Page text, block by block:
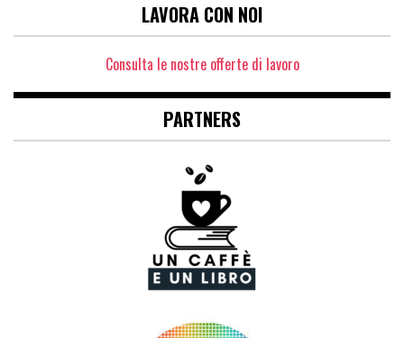
LAVORA CON NOI
Consulta le nostre offerte di lavoro
PARTNERS